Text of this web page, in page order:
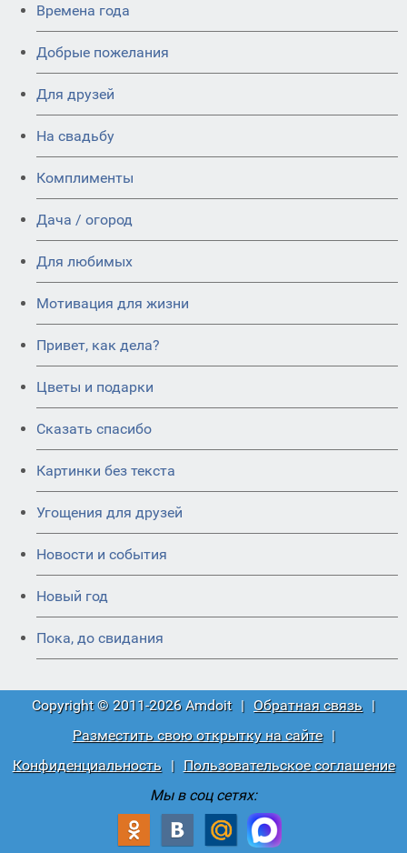
Времена года
Добрые пожелания
Для друзей
На свадьбу
Комплименты
Дача / огород
Для любимых
Мотивация для жизни
Привет, как дела?
Цветы и подарки
Сказать спасибо
Картинки без текста
Угощения для друзей
Новости и события
Новый год
Пока, до свидания
Copyright © 2011-2026 Amdoit | Обратная связь |
Разместить свою открытку на сайте
|
Конфиденциальность
|
Пользовательское соглашение
Мы в соц сетях: